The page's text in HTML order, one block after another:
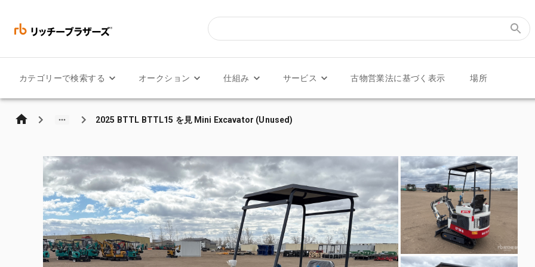
カテゴリーで検索する オークション 仕組み サービス 古物営業法に基づく表示 場所
2025 BTTL BTTL15 を見 Mini Excavator (Unused)